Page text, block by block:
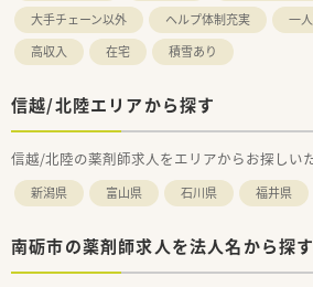
大手チェーン以外
ヘルプ体制充実 一
高収入
在宅 積雪あり
信越/北陸エリアから探す
信越/北陸の薬剤師求人をエリアからお探しい
新潟県 富山県 石川県 福井県
南砺市の薬剤師求人を法人名から探す